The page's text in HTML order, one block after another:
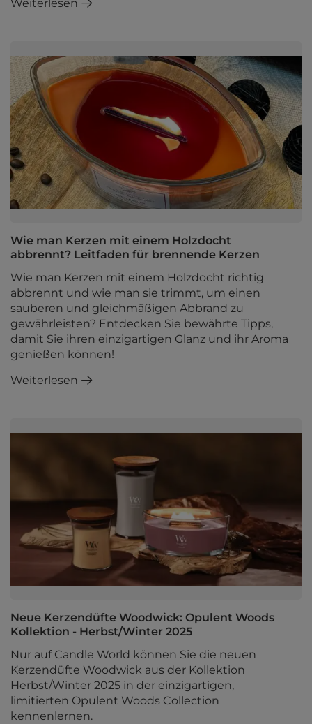
Weiterlesen
Wie man Kerzen mit einem Holzdocht
abbrennt? Leitfaden für brennende Kerzen
Wie man Kerzen mit einem Holzdocht richtig
abbrennt und wie man sie trimmt, um einen
sauberen und gleichmäßigen Abbrand zu
gewährleisten? Entdecken Sie bewährte Tipps,
damit Sie ihren einzigartigen Glanz und ihr Aroma
genießen können!
Weiterlesen
Neue Kerzendüfte Woodwick: Opulent Woods
Kollektion - Herbst/Winter 2025
Nur auf Candle World können Sie die neuen
Kerzendüfte Woodwick aus der Kollektion
Herbst/Winter 2025 in der einzigartigen,
limitierten Opulent Woods Collection
kennenlernen.